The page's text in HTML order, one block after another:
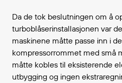
Da de tok beslutningen om å
turboblåserinstallasjonen var
maskinene måtte passe inn i
kompressorrommet med små
måtte kobles til eksisterende
utbygging og ingen